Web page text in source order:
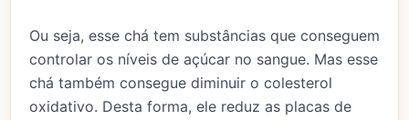
Ou seja, esse chá tem substâncias que conseguem
controlar os níveis de açúcar no sangue. Mas esse
chá também consegue diminuir o colesterol
oxidativo. Desta forma, ele reduz as placas de